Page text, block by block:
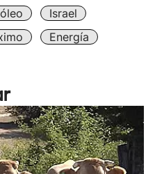
Israel
Energía